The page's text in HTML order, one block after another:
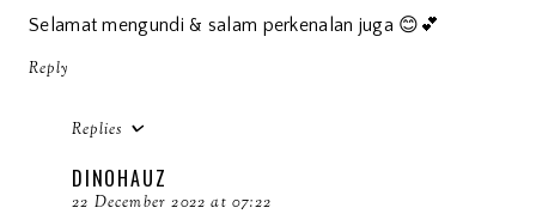
Selamat mengundi & salam perkenalan juga 😊💕
Reply
Replies
DINOHAUZ
22 December 2022 at 07:22